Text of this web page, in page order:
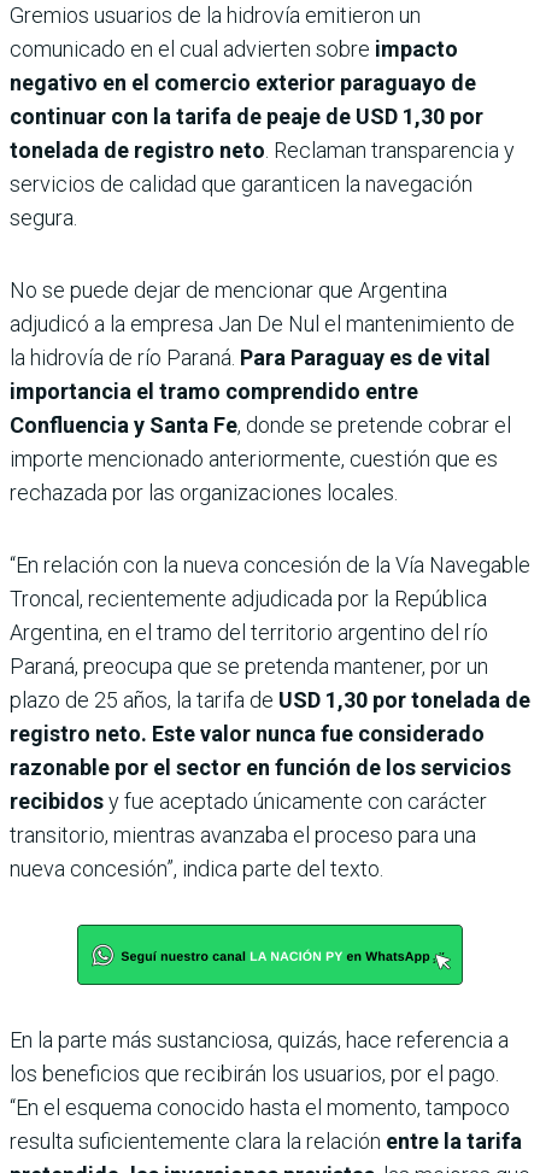
Gremios usuarios de la hidrovía emitieron un
comunicado en el cual advierten sobre impacto
negativo en el comercio exterior paraguayo de
continuar con la tarifa de peaje de USD 1,30 por
tonelada de registro neto . Reclaman transparencia y
servicios de calidad que garanticen la navegación
segura.
No se puede dejar de mencionar que Argentina
adjudicó a la empresa Jan De Nul el mantenimiento de
la hidrovía de río Paraná. Para Paraguay es de vital
importancia el tramo comprendido entre
Confluencia y Santa Fe, donde se pretende cobrar el
importe mencionado anteriormente, cuestión que es
rechazada por las organizaciones locales.
“En relación con la nueva concesión de la Vía Navegable
Troncal, recientemente adjudicada por la República
Argentina, en el tramo del territorio argentino del río
Paraná, preocupa que se pretenda mantener, por un
plazo de 25 años, la tarifa de USD 1,30 por tonelada de
registro neto. Este valor nunca fue considerado
razonable por el sector en función de los servicios
recibidosy fue aceptado únicamente con carácter
transitorio, mientras avanzaba el proceso para una
nueva concesión”, indica parte del texto.
En la parte más sustanciosa, quizás, hace referencia a
los beneficios que recibirán los usuarios, por el pago.
“En el esquema conocido hasta el momento, tampoco
resulta suficientemente clara la relación entre la tarifa